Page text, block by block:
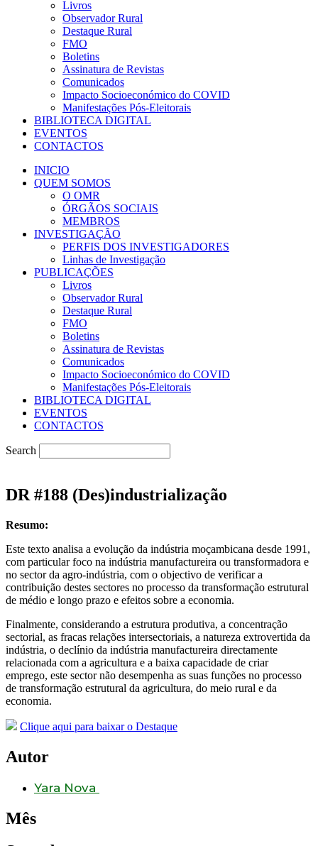
Livros
Observador Rural
Destaque Rural
FMO
Boletins
Assinatura de Revistas
Comunicados
Impacto Socioeconómico do COVID
Manifestações Pós-Eleitorais
BIBLIOTECA DIGITAL
EVENTOS
CONTACTOS
INICIO
QUEM SOMOS
O OMR
ÓRGÃOS SOCIAIS
MEMBROS
INVESTIGAÇÃO
PERFIS DOS INVESTIGADORES
Linhas de Investigação
PUBLICAÇÕES
Livros
Observador Rural
Destaque Rural
FMO
Boletins
Assinatura de Revistas
Comunicados
Impacto Socioeconómico do COVID
Manifestações Pós-Eleitorais
BIBLIOTECA DIGITAL
EVENTOS
CONTACTOS
Search
DR #188 (Des)industrialização
Resumo:
Este texto analisa a evolução da indústria moçambicana desde 1991,
com particular foco na indústria manufactureira ou transformadora e
no sector da agro-indústria, com o objectivo de verificar a
contribuição destes sectores no processo da transformação estrutural
de médio e longo prazo e efeitos sobre a economia.
Finalmente, considerando a estrutura produtiva, a concentração
sectorial, as fracas relações intersectoriais, a natureza extrovertida da
indústria, o declínio da indústria manufactureira directamente
relacionada com a agricultura e a baixa capacidade de criar
emprego, este sector não desempenha as suas funções no processo
de transformação estrutural da agricultura, do meio rural e da
economia.
Clique aqui para baixar o Destaque
Autor
Yara Nova
Mês